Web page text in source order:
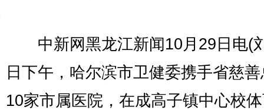
中新网黑龙江新闻10月29日电(
日下午，哈尔滨市卫健委携手省慈
10家市属医院，在成高子镇中心校